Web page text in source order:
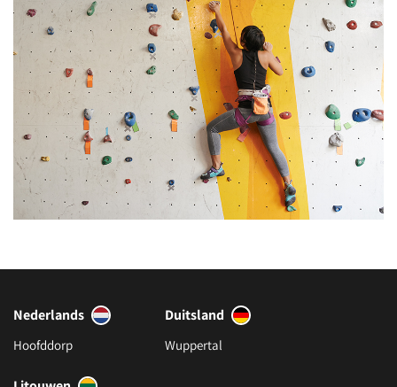
Nederlands
Hoofddorp
Duitsland
Wuppertal